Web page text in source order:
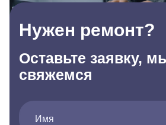
Нужен ремонт?
Оставьте заявку,
свяжемся
Имя